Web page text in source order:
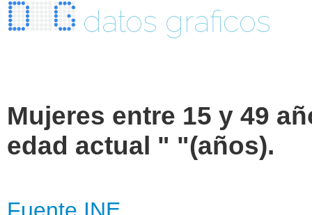
datos graficos
Mujeres entre 15 y 49
edad actual " "(años).
Fuente INE